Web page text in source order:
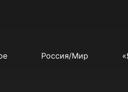
Россия/Мир